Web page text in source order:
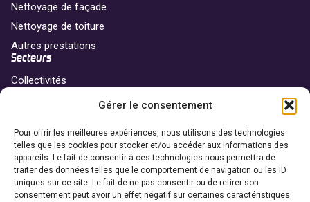
Gérer le consentement
Pour offrir les meilleures expériences, nous utilisons des technologies
telles que les cookies pour stocker et/ou accéder aux informations des
appareils. Le fait de consentir à ces technologies nous permettra de
traiter des données telles que le comportement de navigation ou les ID
uniques sur ce site. Le fait de ne pas consentir ou de retirer son
consentement peut avoir un effet négatif sur certaines caractéristiques
Nettoyage de façade
Nettoyage de toiture
Autres prestations
Secteurs
Collectivités
Franchise
Nos agences
Devenir franchisé
Coordonnées